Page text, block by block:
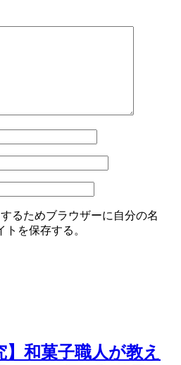
るためブラウザーに自分の名
を保存する。
】和菓子職人が教え